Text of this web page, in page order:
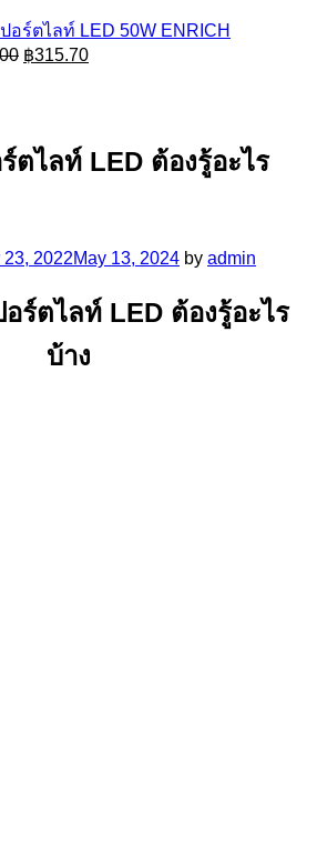
อร์ตไลท์ LED 50W ENRICH
Original
฿315.70Current
ตไลท์ LED ต้องรู้อะไร
23, 2022May 13, 2024 by admin
ร์ตไลท์ LED ต้องรู้อะไร
บ้าง